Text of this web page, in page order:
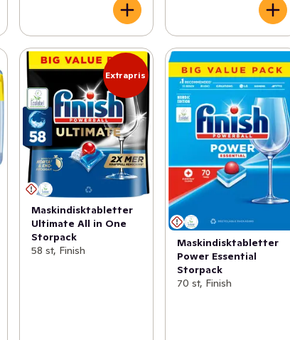
Extrapris
Maskindisktabletter
Ultimate All in One
Storpack
58 st, Finish
Maskindisktabletter
Power Essential
Storpack
70 st, Finish